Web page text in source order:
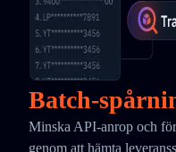
Batch-
Minska API-anrop och
genom att hämta